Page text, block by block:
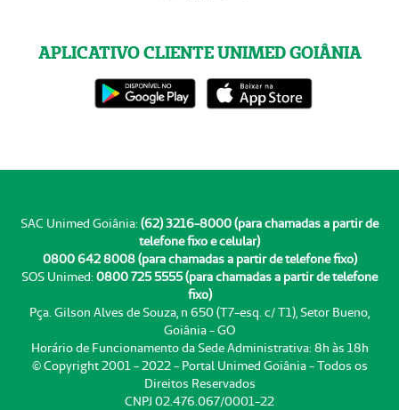
APLICATIVO CLIENTE UNIMED GOIÂNIA
SAC Unimed Goiânia: (62) 3216-8000 (para chamadas a partir de
telefone fixo e celular)
0800 642 8008 (para chamadas a partir de telefone fixo)
SOS Unimed: 0800 725 5555 (para chamadas a partir de telefone
fixo)
Pça. Gilson Alves de Souza, n 650 (T7-esq. c/ T1), Setor Bueno,
Goiânia - GO
Horário de Funcionamento da Sede Administrativa: 8h às 18h
© Copyright 2001 - 2022 - Portal Unimed Goiânia - Todos os
Direitos Reservados
CNPJ 02.476.067/0001-22